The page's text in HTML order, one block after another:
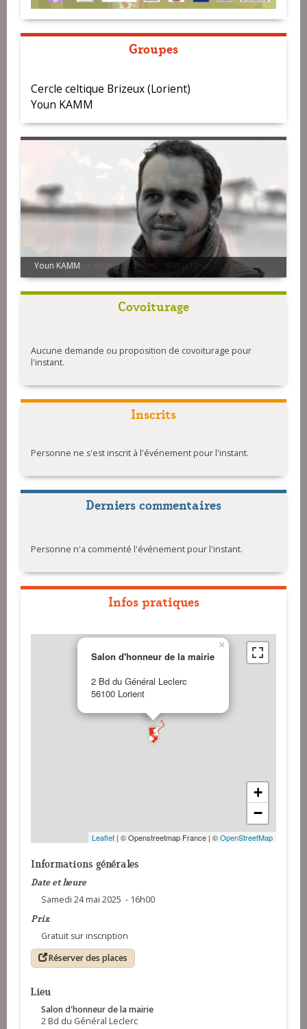
Groupes
Cercle celtique Brizeux (Lorient)
Youn KAMM
Youn KAMM
Covoiturage
Aucune demande ou proposition de covoiturage pour
l'instant.
Inscrits
Personne ne s'est inscrit à l'événement pour l'instant.
Derniers commentaires
Personne n'a commenté l'événement pour l'instant.
Infos pratiques
Salon d'honneur de la mairie
2 Bd du Général Leclerc
56100 Lorient
×
+
−
Leaflet | © Openstreetmap France | ©OpenStreetMap
Informations générales
Date et heure
Samedi 24 mai 2025 - 16h00
Prix
Gratuit sur inscription
Réserver des places
Lieu
Salon d'honneur de la mairie
2 Bd du Général Leclerc